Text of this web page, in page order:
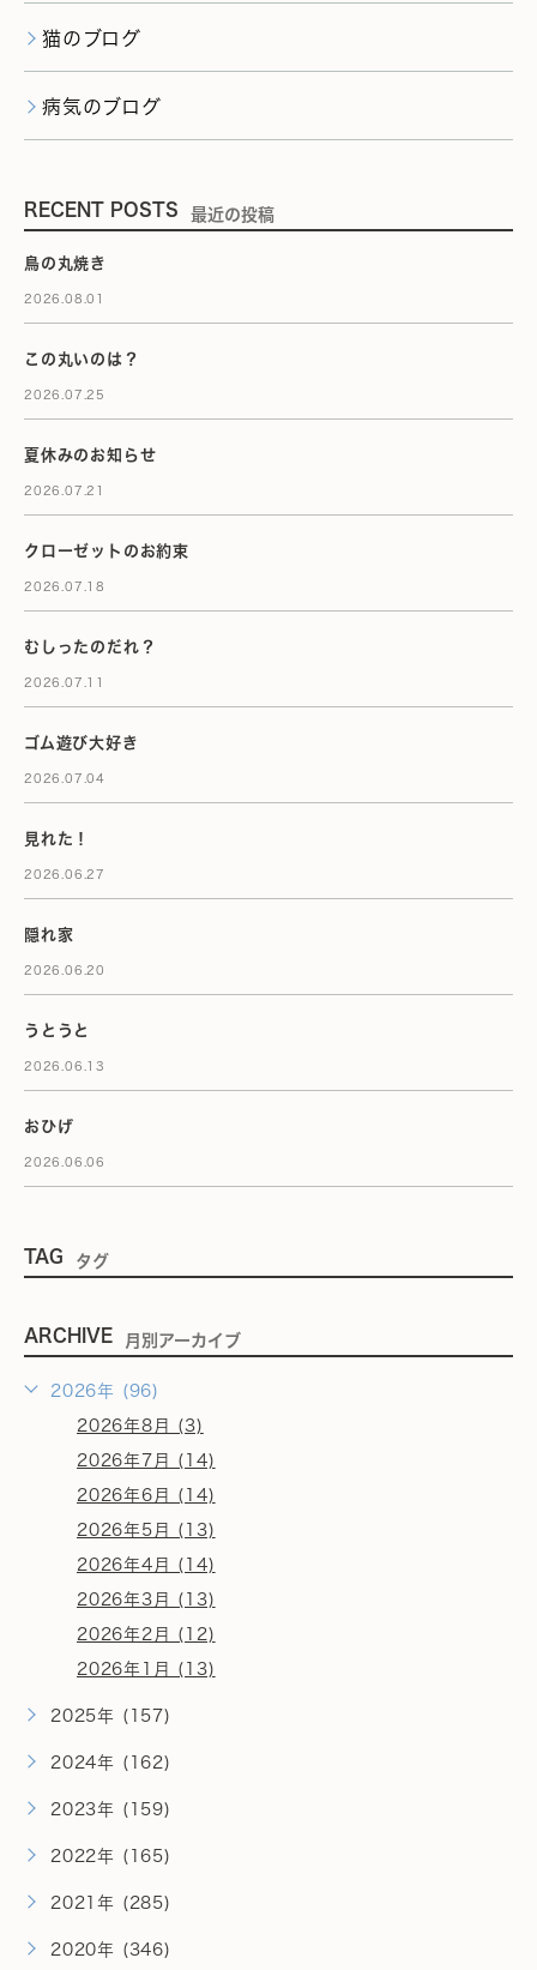
猫のブログ
病気のブログ
RECENT POSTS 最近の投稿
鳥の丸焼き
2026.08.01
この丸いのは？
2026.07.25
夏休みのお知らせ
2026.07.21
クローゼットのお約束
2026.07.18
むしったのだれ？
2026.07.11
ゴム遊び大好き
2026.07.04
見れた！
2026.06.27
隠れ家
2026.06.20
うとうと
2026.06.13
おひげ
2026.06.06
TAG タグ
ARCHIVE 月別アーカイブ
2026年 (96)
2026年8月 (3)
2026年7月 (14)
2026年6月 (14)
2026年5月 (13)
2026年4月 (14)
2026年3月 (13)
2026年2月 (12)
2026年1月 (13)
2025年 (157)
2024年 (162)
2023年 (159)
2022年 (165)
2021年 (285)
2020年 (346)